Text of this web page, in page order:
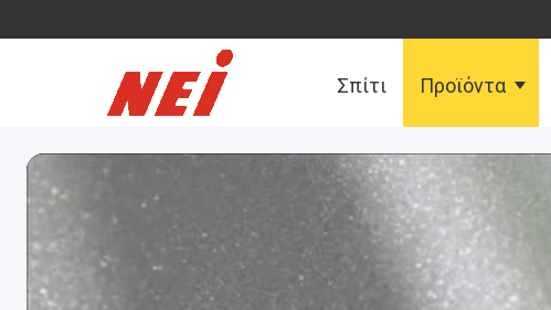
Σπίτι Προϊόντα
Μας ελάτε σε επαφή με